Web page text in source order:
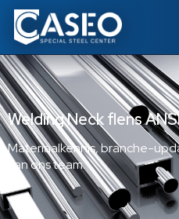
Welding Neck flens
Materiaalkennis, branche-
van ons team.